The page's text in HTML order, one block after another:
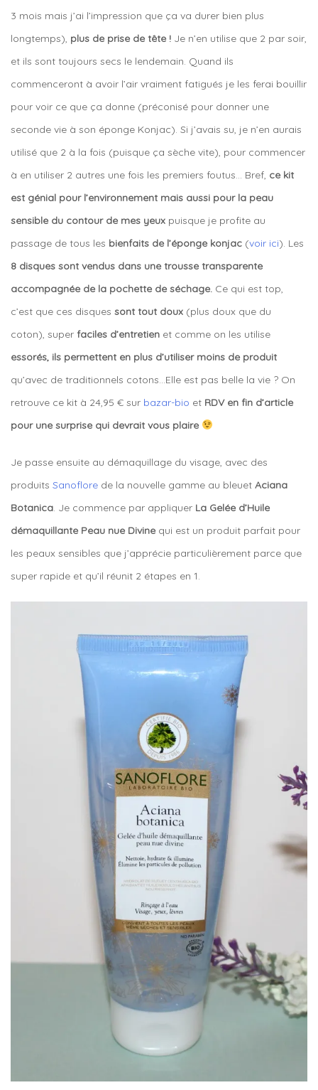
3 mois mais j’ai l’impression que ça va durer bien plus
longtemps), plus de prise de tête ! Je n’en utilise que 2 par soir,
et ils sont toujours secs le lendemain. Quand ils
commenceront à avoir l’air vraiment fatigués je les ferai bouillir
pour voir ce que ça donne (préconisé pour donner une
seconde vie à son éponge Konjac). Si j’avais su, je n’en aurais
utilisé que 2 à la fois (puisque ça sèche vite), pour commencer
à en utiliser 2 autres une fois les premiers foutus… Bref, ce kit
est génial pour l’environnement mais aussi pour la peau
sensible du contour de mes yeux puisque je profite au
passage de tous les bienfaits de l’éponge konjac (voir ici). Les
8 disques sont vendus dans une trousse transparente
accompagnée de la pochette de séchage. Ce qui est top,
c’est que ces disques sont tout doux (plus doux que du
coton), super faciles d’entretien et comme on les utilise
essorés, ils permettent en plus d’utiliser moins de produit
qu’avec de traditionnels cotons…Elle est pas belle la vie ? On
retrouve ce kit à 24,95 € sur bazar-bio et RDV en fin d’article
pour une surprise qui devrait vous plaire
Je passe ensuite au démaquillage du visage, avec des
produits Sanoflore de la nouvelle gamme au bleuet Aciana
Botanica . Je commence par appliquer La Gelée d’Huile
démaquillante Peau nue Divine qui est un produit parfait pour
les peaux sensibles que j’apprécie particulièrement parce que
super rapide et qu’il réunit 2 étapes en 1.